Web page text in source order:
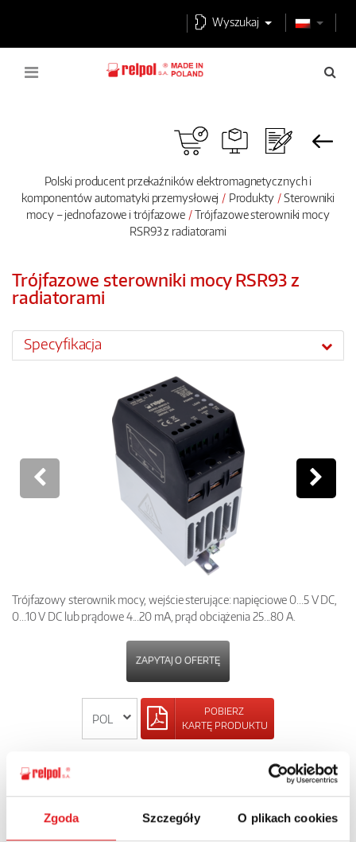
Zgoda Szczegóły O plikach cookies
Wyszukaj
Polski producent przekaźników elektromagnetycznych i
komponentów automatyki przemysłowej
Produkty
Sterowniki
mocy – jednofazowe i trójfazowe
Trójfazowe sterowniki mocy
RSR93 z radiatorami
Trójfazowe sterowniki mocy RSR93 z
radiatorami
Specyfikacja
Trójfazowy sterownik mocy, wejście sterujące: napięciowe 0...5 V DC,
0...10 V DC lub prądowe 4...20 mA, prąd obciążenia 25...80 A.
ZAPYTAJ O OFERTĘ
POBIERZ
KARTĘ PRODUKTU